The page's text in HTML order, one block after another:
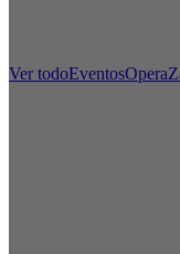
Ver todoEventosOpera